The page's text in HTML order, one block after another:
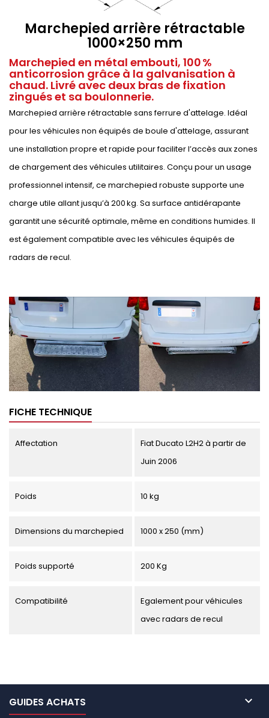
Marchepied arrière rétractable
1000×250 mm
Marchepied en métal embouti, 100 %
anticorrosion grâce à la galvanisation à
chaud. Livré avec deux bras de fixation
zingués et sa boulonnerie.
Marchepied arrière rétractable sans ferrure d'attelage. Idéal
pour les véhicules non équipés de boule d'attelage, assurant
une installation propre et rapide pour faciliter l’accès aux zones
de chargement des véhicules utilitaires. Conçu pour un usage
professionnel intensif, ce marchepied robuste supporte une
charge utile allant jusqu’à 200 kg. Sa surface antidérapante
garantit une sécurité optimale, même en conditions humides. Il
est également compatible avec les véhicules équipés de
radars de recul.
FICHE TECHNIQUE
Affectation
Fiat Ducato L2H2 à partir de
Juin 2006
Poids 10 kg
Dimensions du marchepied 1000 x 250 (mm)
Poids supporté 200 Kg
Compatibilité
Egalement pour véhicules
avec radars de recul
GUIDES ACHATS 